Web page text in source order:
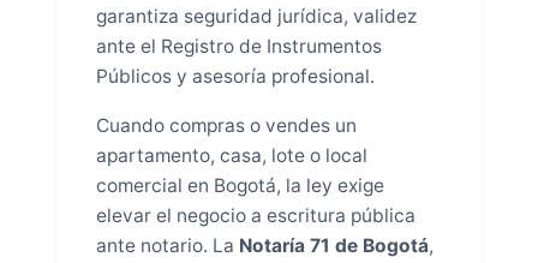
garantiza seguridad jurídica, validez
ante el Registro de Instrumentos
Públicos y asesoría profesional.
Cuando compras o vendes un
apartamento, casa, lote o local
comercial en Bogotá, la ley exige
elevar el negocio a escritura pública
ante notario. La Notaría 71 de Bogotá,